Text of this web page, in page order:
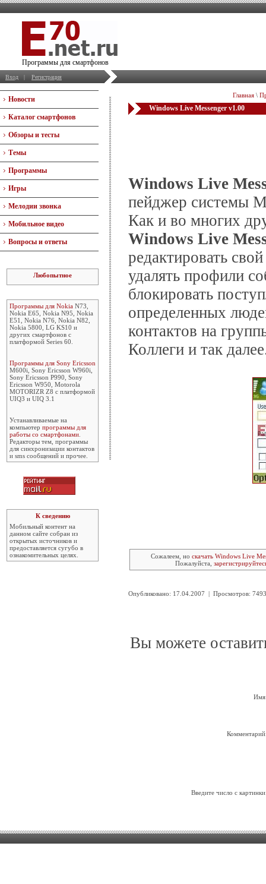
Программы для смартфонов
Вход | Регистрация
Новости
Каталог смартфонов
Обзоры и тесты
Темы
Программы
Игры
Мелодии звонка
Мобильное видео
Вопросы и ответы
Любопытное
Программы для Nokia N73,
Nokia E65, Nokia N95, Nokia
E51, Nokia N76, Nokia N82,
Nokia 5800, LG KS10 и
других смартфонов с
платформой Series 60.
Программы для Sony Ericsson
M600i, Sony Ericsson W960i,
Sony Ericsson P990, Sony
Ericsson W950, Motorola
MOTORIZR Z8 с платформой
UIQ3 и UIQ 3.1
Устанавливаемые на
компьютер программы для
работы со смартфонами
Редакторы тем, программы
для синхронизации контактов
и sms сообщений и прочее.
К сведению
Мобильный контент на
данном сайте собран из
открытых источников и
предоставляется сугубо в
ознакомительных целях.
Главная \
Windows Live Messenger v1.00
Windows Live
пейджер системы
Как и во многих
Windows Live
редактировать
удалять профили
блокировать
определенных
контактов на
Коллеги и так
Сожалеем, но скачать Windows Live
Пожалуйста,
Опубликовано: 17.04.2007 | Просмотров:
Вы можете
Введите число с